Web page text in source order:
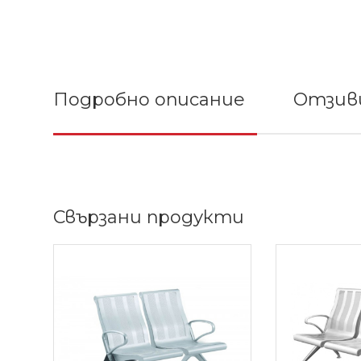
Подробно описание
Свързани продукти